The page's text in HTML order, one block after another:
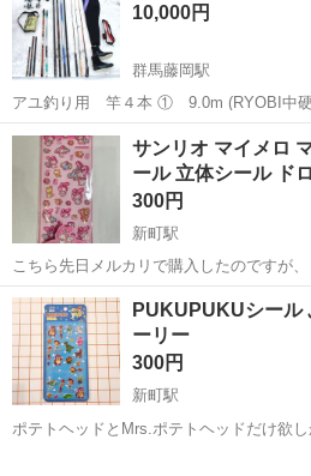
10,000円
群馬藤岡駅
アユ釣り用 竿４本 ① 9.0m (RYOBI中
(SHIMANO) ③ 7.2m (RYOBI中硬硬) ④
中硬キャップ無し) 鮎おとり缶(使...
群馬 藤岡市 群馬藤岡駅
サンリオ マイメロ
ール 立体シール ド
300円
新町駅
こちら先日メルカリで購入したのですが
させていただきます。 こちらは硬いタイプのシールです。 海外ライセ
ンス商品となります。 印刷のズレ・粘着
ありますのでご了承下さい。
群馬 藤岡市 新町駅 その他
PUKUPUKUシール
ーリー
300円
新町駅
ポテトヘッドとMrs.ポテトヘッドだけ欲